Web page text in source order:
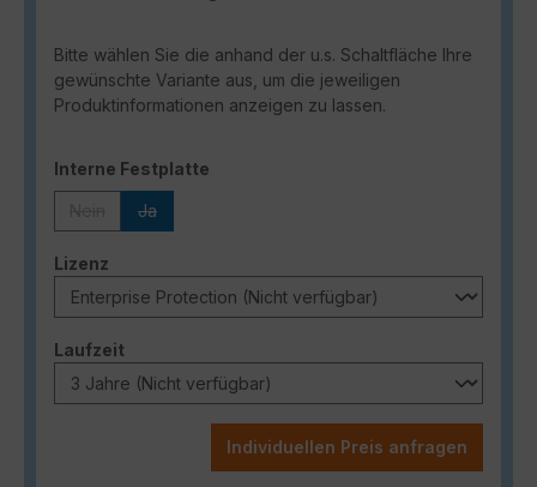
Bitte wählen Sie die anhand der u.s. Schaltfläche Ihre
gewünschte Variante aus, um die jeweiligen
Produktinformationen anzeigen zu lassen.
Interne Festplatte
Ja
Lizenz
Laufzeitauswählen
Individuellen Preis anfragen